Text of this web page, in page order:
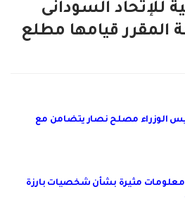
للإتحاد السودانى
المقرر قيامها مطلع
الوزراء مصلح نصار يتضامن مع
مثيرة بشأن شخصيات بارزة